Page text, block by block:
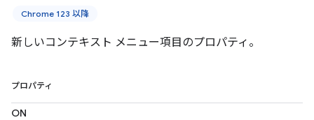
Chrome 123 以降
新しいコンテキスト メニュー項目のプロパティ。
プロパティ
ON